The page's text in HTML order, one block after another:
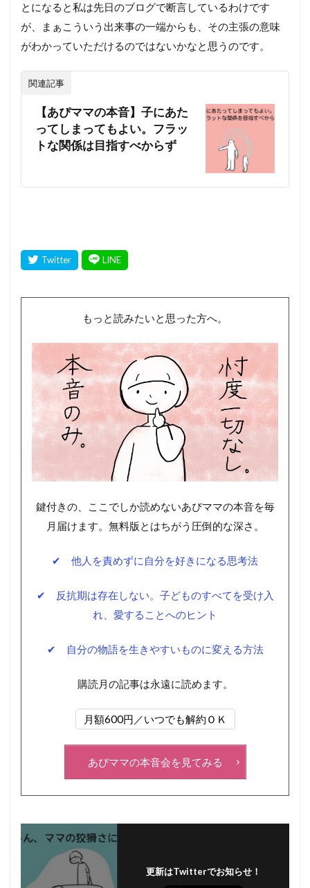
とになると私は先日のブログで断言しているわけです
が、まぁこういう出来事の一端からも、その主張の意味
がわかっていただけるのではないかなと思うのです。
関連記事
【あぴママの本音】子にあた
ってしまってもよい。フラッ
トな関係は目指すべからず
もっと読みたいと思った方へ。
鍵付きの、ここでしか読めないあぴママの本音を毎
月届けます。無料版とはちがう圧倒的な深さ。
✔ 他人を責めずに自分を好きになる思考法
✔ 反抗期は存在しない。子どものすべてを受け入
れ、愛することへのヒント
✔ 自分の物語を生きやすいものに変える方法
購読月の記事は永遠に読めます。
月額600円／いつでも解約ＯＫ
あぴママの本音会を見てみる
更新はTwitterでお知らせ！